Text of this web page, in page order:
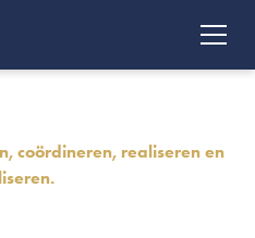
coördineren, realiseren en